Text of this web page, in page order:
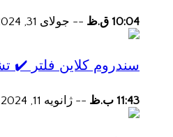
10:04 ق.ظ -- جولای 31, 2024
سندروم کلاین فلتر
11:43 ب.ظ -- ژانویه 11, 2024